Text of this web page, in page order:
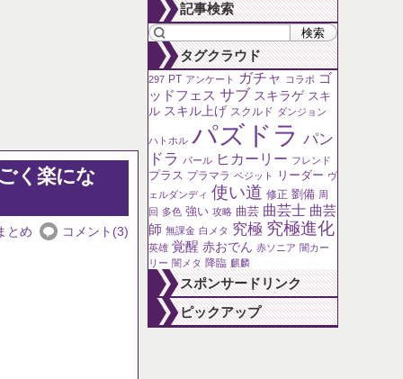
く楽にな
コメント(3)
とめ
記事検索
タグクラウド
297 PT アンケート ガチャ コラボ ゴ
ッドフェス サブ スキラゲ スキ
ル スキル上げ スクルド ダンジョン
ハトホル パズドラ パン
ドラ
パール ヒカーリー フレンド
プラス プラマラ ベジット リーダー ヴ
ェルダンディ 使い道 修正 劉備 周
回 多色 強い 攻略 曲芸 曲芸士 曲芸
師 無課金 白メタ 究極 究極進化
英雄 覚醒 赤おでん 赤ソニア 闇カー
リー 闇メタ 降臨 麒麟
スポンサードリンク
ピックアップ